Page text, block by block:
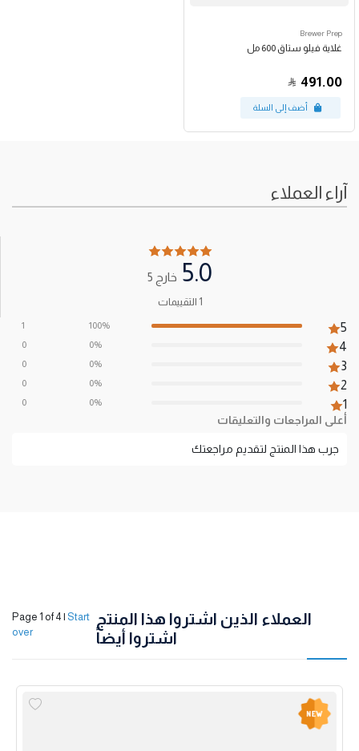
Brewer Prep
غلاية فيلو ستاق 600 مل
491.00
آراء العملاء
5.0 خارج 5
1 التقييمات
5
4
3
2
1
100%
0%
0%
0%
0%
1
0
0
0
0
أعلى المراجعات والتعليقات
جرب هذا المنتج لتقديم مراجعتك
العملاء الذين اشتروا هذا المنتج
اشتروا أيضاً
Page 1 of 4 | Start
over